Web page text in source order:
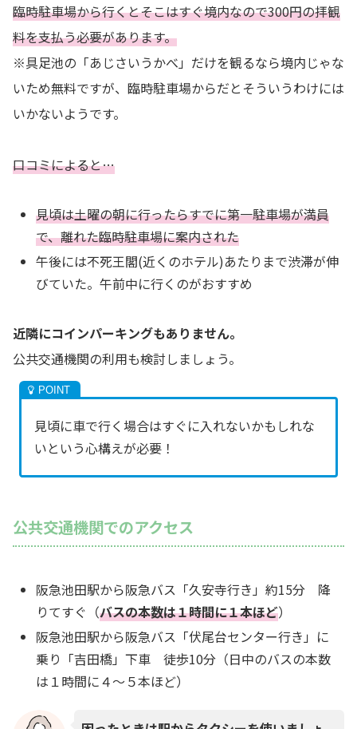
臨時駐車場から行くとそこはすぐ境内なので300円の拝観
料を支払う必要があります。
※具足池の「あじさいうかべ」だけを観るなら境内じゃな
いため無料ですが、臨時駐車場からだとそういうわけには
いかないようです。
口コミによると…
見頃は土曜の朝に行ったらすでに第一駐車場が満員
で、離れた臨時駐車場に案内された
午後には不死王閣(近くのホテル)あたりまで渋滞が伸
びていた。午前中に行くのがおすすめ
近隣にコインパーキングもありません。
公共交通機関の利用も検討しましょう。
見頃に車で行く場合はすぐに入れないかもしれな
いという心構えが必要！
公共交通機関でのアクセス
阪急池田駅から阪急バス「久安寺行き」約15分 降
りてすぐ（バスの本数は１時間に１本ほど）
阪急池田駅から阪急バス「伏尾台センター行き」に
乗り「吉田橋」下車 徒歩10分（日中のバスの本数
は１時間に４～５本ほど）